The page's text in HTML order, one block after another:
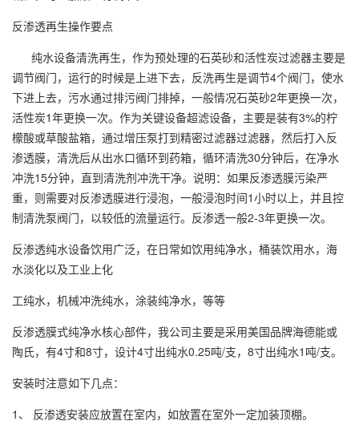
反渗透再生操作要点
纯水设备清洗再生，作为预处理的石英砂和活性炭过滤器主要是
调节阀门，运行的时候是上进下去，反洗再生是调节4个阀门，使水
下进上去，污水通过排污阀门排掉，一般情况石英砂2年更换一次，
活性炭1年更换一次。作为关键设备超滤设备，主要是装有3%的柠
檬酸或草酸盐箱，通过增压泵打到精密过滤器过滤器，然后打入反
渗透膜，清洗后从出水口循环到药箱，循环清洗30分钟后，在净水
冲洗15分钟，直到清洗剂冲洗干净。说明：如果反渗透膜污染严
重，则需要对反渗透膜进行浸泡，一般浸泡时间1小时以上，并且控
制清洗泵阀门，以较低的流量运行。反渗透一般2-3年更换一次。
反渗透纯水设备饮用广泛，在日常如饮用纯净水，桶装饮用水，海
水淡化以及工业上化
工纯水，机械冲洗纯水，涂装纯净水，等等
反渗透膜式纯净水核心部件，我公司主要是采用美国品牌海德能或
陶氏，有4寸和8寸，设计4寸出纯水0.25吨/支，8寸出纯水1吨/支。
安装时注意如下几点：
1、 反渗透安装应放置在室内，如放置在室外一定加装顶棚。